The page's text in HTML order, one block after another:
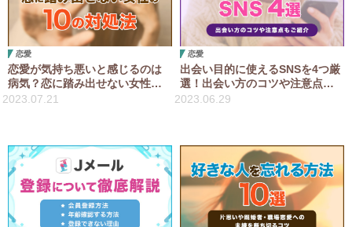
恋愛
恋愛が気持ち悪いと感じるのは
病気？恋に踏み出せない女性の
10の対処法を紹介
2023.07.21
恋愛
出会い目的に使えるSNSを4つ厳
選！出会い方のコツや注意点も
ご紹介
2023.06.29